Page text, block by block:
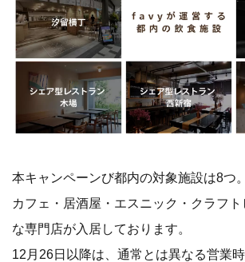
本キャンペーンび都内の対象施設は8つ。
カフェ・居酒屋・エスニック・クラフ
な専門店が入居しております。
12月26日以降は、通常とは異なる営業